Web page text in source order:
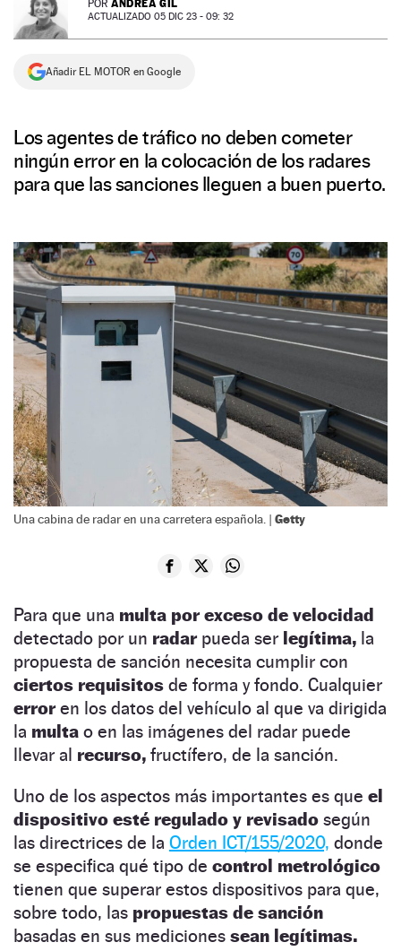
NEWSLETTER
SÍGUENOS
POR ANDREA GIL
ACTUALIZADO 05 DIC 23 - 09: 32
Añadir EL MOTOR en Google
Los agentes de tráfico no deben cometer
ningún error en la colocación de los radares
para que las sanciones lleguen a buen puerto.
Una cabina de radar en una carretera española. | Getty
Para que una multa por exceso de velocidad
detectado por un radarpueda ser legítima, la
propuesta de sanción necesita cumplir con
ciertos requisitos de forma y fondo. Cualquier
erroren los datos del vehículo al que va dirigida
la multa o en las imágenes del radar puede
llevar al recurso, fructífero, de la sanción.
Uno de los aspectos más importantes es que el
dispositivo esté regulado y revisado según
las directrices de la Orden ICT/155/2020, donde
se especifica qué tipo de control metrológico
tienen que superar estos dispositivos para que,
sobre todo, las propuestas de sanción
basadas en sus mediciones sean legítimas.